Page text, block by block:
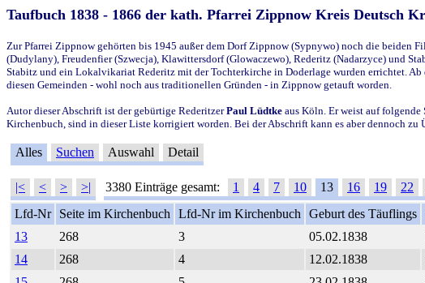
Taufbuch 1838 - 1866 der kath. Pfarrei Zippnow Kreis Deutsch
Zur Pfarrei Zippnow gehörten bis 1945 außer dem Dorf Zippnow (Sypnywo) noch die beiden
(Dudylany), Freudenfier (Szwecja), Klawittersdorf (Glowaczewo), Rederitz (Nadarzyce) und
Stabitz und ein Lokalvikariat Rederitz mit der Tochterkirche in Doderlage wurden errichtet.
diesen Gemeinden - wohl noch aus traditionellen Gründen - in Zippnow getauft worden.
Autor dieser Abschrift ist der gebürtige RederitzerPaul Lüdtke aus Köln. Er weist auf
Kirchenbuch, sind in dieser Liste korrigiert worden. Bei der Abschrift kann es aber dennoch
Alles Suchen Auswahl Detail
|< < > >| 3380 Einträge gesamt: 1 4 7 10 13 16 19 22
Lfd-Nr
Seite im Kirchenbuch Lfd-Nr im Kirchenbuch Geburt des Täuflings
13
268 3 05.02.1838
14
268 4 12.02.1838